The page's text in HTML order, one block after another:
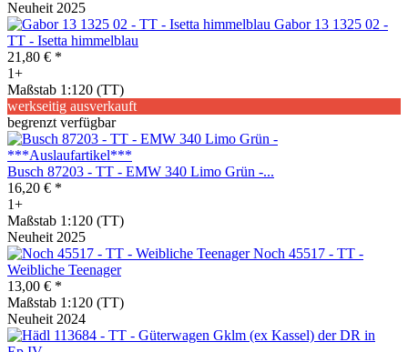
Neuheit 2025
Gabor 13 1325 02 -
TT - Isetta himmelblau
21,80 € *
1+
Maßstab 1:120 (TT)
werkseitig ausverkauft
begrenzt verfügbar
Busch 87203 - TT - EMW 340 Limo Grün -...
16,20 € *
1+
Maßstab 1:120 (TT)
Neuheit 2025
Noch 45517 - TT -
Weibliche Teenager
13,00 € *
Maßstab 1:120 (TT)
Neuheit 2024